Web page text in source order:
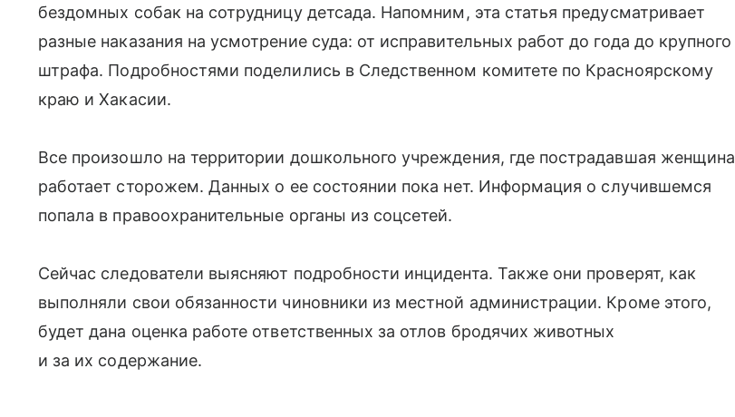
бездомных собак на сотрудницу детсада. Напомним, эта статья предусматривает
разные наказания на усмотрение суда: от исправительных работ до года до крупного
штрафа. Подробностями поделились в Следственном комитете по Красноярскому
краю и Хакасии.
Все произошло на территории дошкольного учреждения, где пострадавшая женщина
работает сторожем. Данных о ее состоянии пока нет. Информация о случившемся
попала в правоохранительные органы из соцсетей.
Сейчас следователи выясняют подробности инцидента. Также они проверят, как
выполняли свои обязанности чиновники из местной администрации. Кроме этого,
будет дана оценка работе ответственных за отлов бродячих животных
и за их содержание.